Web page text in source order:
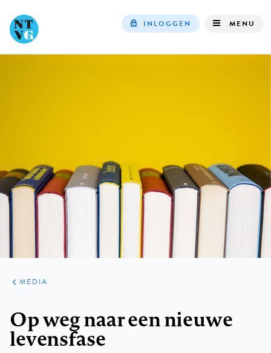
INLOGGEN MENU
ARTIKELEN
VARIA
MEDIA
Op weg naar een nieuwe
levensfase